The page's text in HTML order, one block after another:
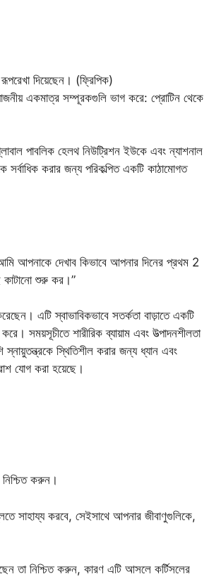
দিয়েছেন। (ফ্রিপিক)
একমাত্র সম্পূরকগুলি ভাগ করে: প্রোটিন থেকে
পাবলিক হেলথ নিউট্রিশন ইউকে এবং ন্যাশনাল
সর্বাধিক করার জন্য পরিকল্পিত একটি কাঠামোগত
আপনাকে দেখাব কিভাবে আপনার দিনের প্রথম 2
কাটানো শুরু কর।”
এটি স্বাভাবিকভাবে সতর্কতা বাড়াতে একটি
করে। সময়সূচীতে শারীরিক ব্যায়াম এবং উত্পাদনশীলতা
স্থিতিশীল করার জন্য ধ্যান এবং
যোগ করা হয়েছে।
করুন।
সাহায্য করবে, সেইসাথে আপনার জীবাণুগুলিকে,
তা নিশ্চিত করুন, কারণ এটি আসলে কর্টিসলের